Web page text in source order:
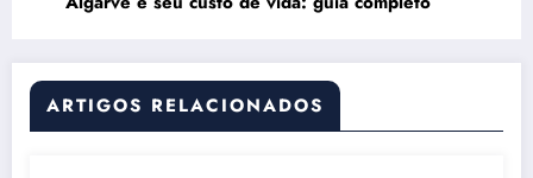
ARTIGOS RELACIONADOS